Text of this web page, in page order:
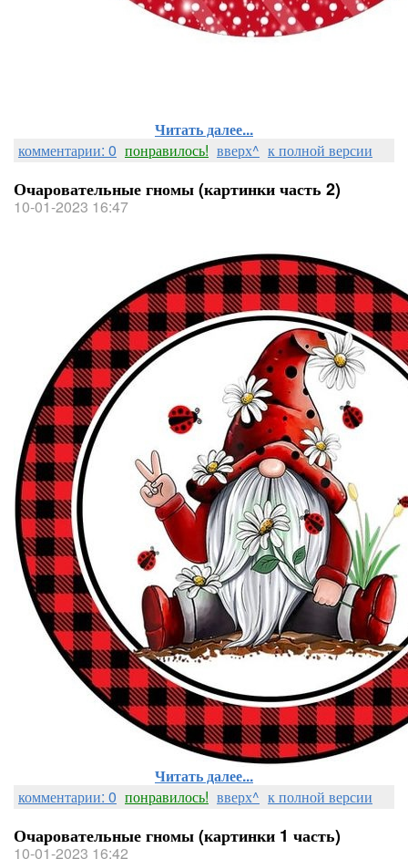
Читать далее...
комментарии: 0 понравилось! вверх^ к полной версии
Очаровательные гномы (картинки часть 2)
10-01-2023 16:47
Читать далее...
комментарии: 0 понравилось! вверх^ к полной версии
Очаровательные гномы (картинки 1 часть)
10-01-2023 16:42